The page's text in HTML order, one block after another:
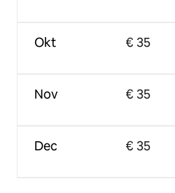
Okt
Nov
Dec
€ 35
€ 35
€ 35